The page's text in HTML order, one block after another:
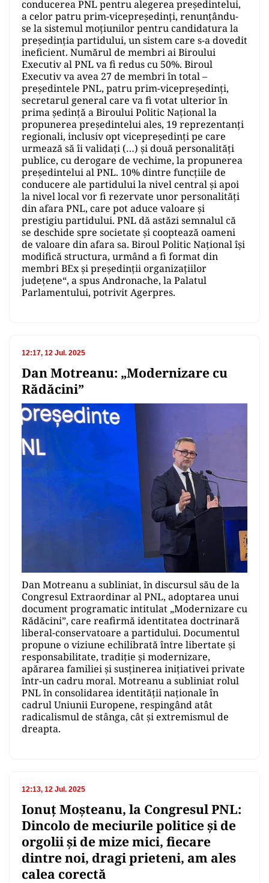
conducerea PNL pentru alegerea președintelui,
a celor patru prim-vicepreședinți, renunțându-
se la sistemul moțiunilor pentru candidatura la
președinția partidului, un sistem care s-a dovedit
ineficient. Numărul de membri ai Biroului
Executiv al PNL va fi redus cu 50%. Biroul
Executiv va avea 27 de membri în total –
președintele PNL, patru prim-vicepreședinți,
secretarul general care va fi votat ulterior în
prima ședință a Biroului Politic Național la
propunerea președintelui ales, 19 reprezentanți
regionali, inclusiv opt vicepreședinți pe care
urmează să îi validați (…) și două personalități
publice, cu derogare de vechime, la propunerea
președintelui al PNL. 10% dintre funcțiile de
conducere ale partidului la nivel central și apoi
la nivel local vor fi rezervate unor personalități
din afara PNL, care pot aduce valoare și
prestigiu partidului. PNL dă astăzi semnalul că
se deschide spre societate și cooptează oameni
de valoare din afara sa. Biroul Politic Național își
modifică structura, urmând a fi format din
membri BEx și președinții organizațiilor
județene“, a spus Andronache, la Palatul
Parlamentului, potrivit Agerpres.
12:17, 12 Jul. 2025
Dan Motreanu: „Modernizare cu
Rădăcini”
Dan Motreanu a subliniat, în discursul său de la
Congresul Extraordinar al PNL, adoptarea unui
document programatic intitulat „Modernizare cu
Rădăcini”, care reafirmă identitatea doctrinară
liberal-conservatoare a partidului. Documentul
propune o viziune echilibrată între libertate și
responsabilitate, tradiție și modernizare,
apărarea familiei și susținerea inițiativei private
într-un cadru moral. Motreanu a subliniat rolul
PNL în consolidarea identității naționale în
cadrul Uniunii Europene, respingând atât
radicalismul de stânga, cât și extremismul de
dreapta.
12:13, 12 Jul. 2025
Ionuţ Moşteanu, la Congresul PNL:
Dincolo de meciurile politice și de
orgolii și de mize mici, fiecare
dintre noi, dragi prieteni, am ales
calea corectă